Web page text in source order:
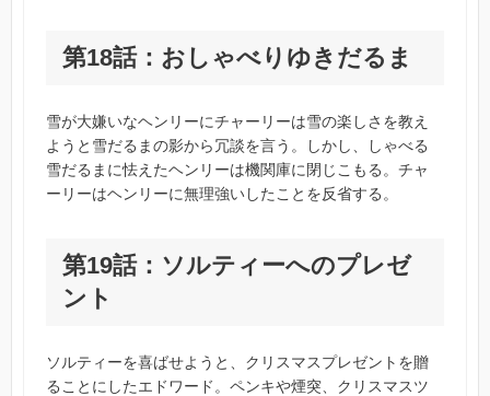
第18話：おしゃべりゆきだるま
雪が大嫌いなヘンリーにチャーリーは雪の楽しさを教え
ようと雪だるまの影から冗談を言う。しかし、しゃべる
雪だるまに怯えたヘンリーは機関庫に閉じこもる。チャ
ーリーはヘンリーに無理強いしたことを反省する。
第19話：ソルティーへのプレゼ
ント
ソルティーを喜ばせようと、クリスマスプレゼントを贈
ることにしたエドワード。ペンキや煙突、クリスマスツ